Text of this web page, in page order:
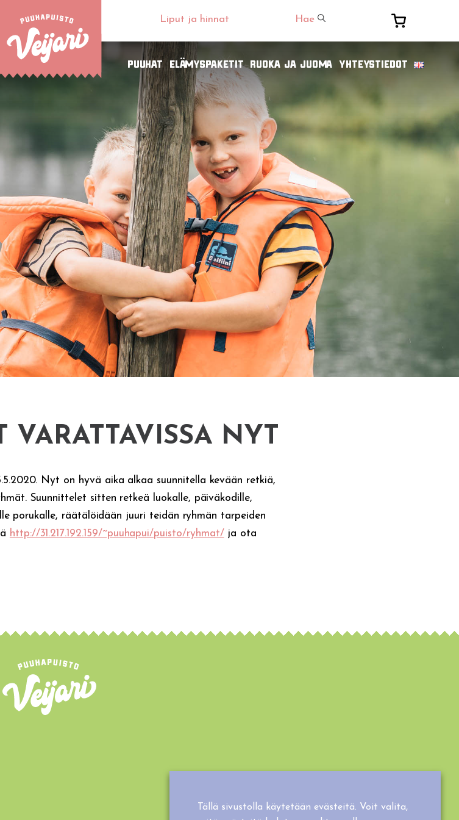
Liput ja hinnat Hae
Puuhat Elämyspaketit Ruoka ja juoma Yhteystiedot
VARATTAVISSA NYT
Nyt on hyvä aika alkaa suunnitella kevään retkiä,
Suunnittelet sitten retkeä luokalle, päiväkodille,
porukalle, räätälöidään juuri teidän ryhmän tarpeiden
http://31.217.192.159/~puuhapui/puisto/ryhmat/ ja ota
Tällä sivustolla käytetään evästeitä. Voit valita,